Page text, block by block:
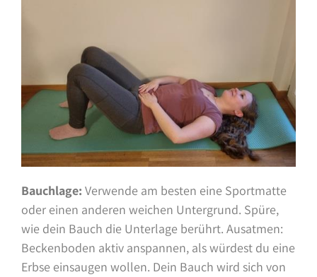
Bauchlage: Verwende am besten eine Sportmatte
oder einen anderen weichen Untergrund. Spüre,
wie dein Bauch die Unterlage berührt. Ausatmen:
Beckenboden aktiv anspannen, als würdest du eine
Erbse einsaugen wollen. Dein Bauch wird sich von